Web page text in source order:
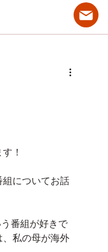
！
についてお話
番組が好きで
私の母が海外